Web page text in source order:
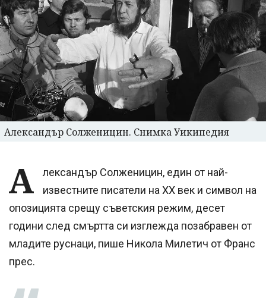
Александър Солженицин. Снимка Уикипедия
А
лександър Солженицин, един от най-
известните писатели на ХХ век и символ на
опозицията срещу съветския режим, десет
години след смъртта си изглежда позабравен от
младите руснаци, пише Никола Милетич от Франс
прес.